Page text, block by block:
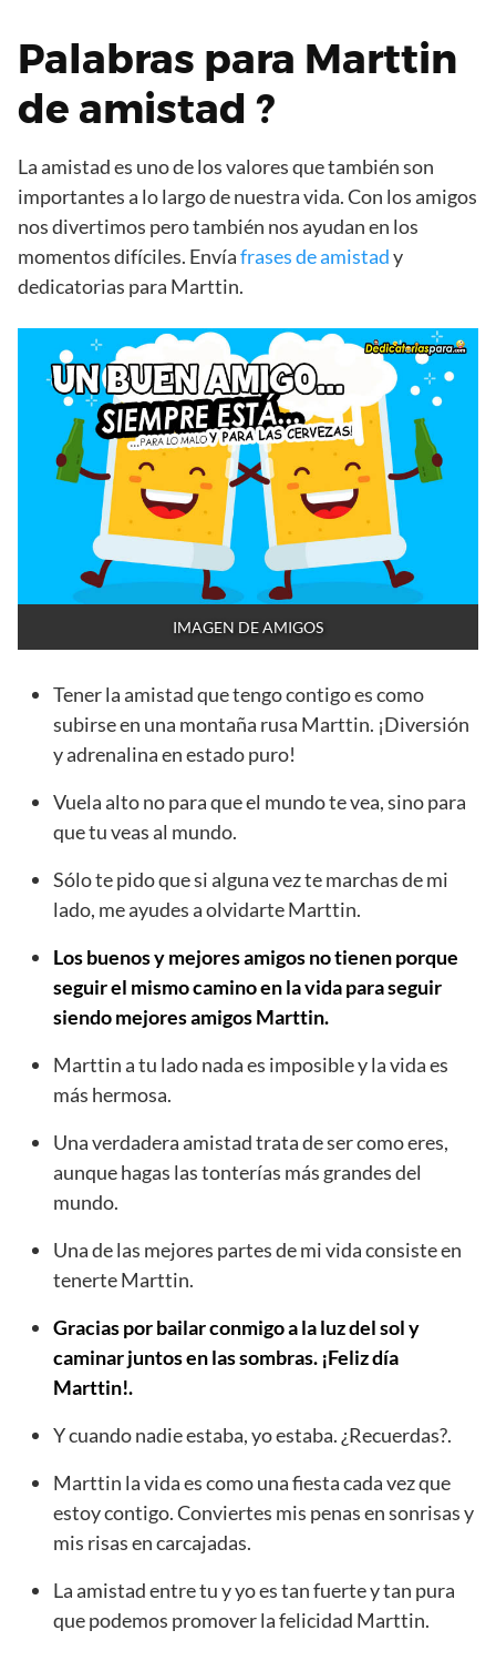
Palabras para Marttin
de amistad ?
La amistad es uno de los valores que también son
importantes a lo largo de nuestra vida. Con los amigos
nos divertimos pero también nos ayudan en los
momentos difíciles. Envíafrases de amistady
dedicatorias para Marttin.
IMAGEN DE AMIGOS
Tener la amistad que tengo contigo es como
subirse en una montaña rusa Marttin. ¡Diversión
y adrenalina en estado puro!
Vuela alto no para que el mundo te vea, sino para
que tu veas al mundo.
Sólo te pido que si alguna vez te marchas de mi
lado, me ayudes a olvidarte Marttin.
Los buenos y mejores amigos no tienen porque
seguir el mismo camino en la vida para seguir
siendo mejores amigos Marttin.
Marttin a tu lado nada es imposible y la vida es
más hermosa.
Una verdadera amistad trata de ser como eres,
aunque hagas las tonterías más grandes del
mundo.
Una de las mejores partes de mi vida consiste en
tenerte Marttin.
Gracias por bailar conmigo a la luz del sol y
caminar juntos en las sombras. ¡Feliz día
Marttin!.
Y cuando nadie estaba, yo estaba. ¿Recuerdas?.
Marttin la vida es como una fiesta cada vez que
estoy contigo. Conviertes mis penas en sonrisas y
mis risas en carcajadas.
La amistad entre tu y yo es tan fuerte y tan pura
que podemos promover la felicidad Marttin.